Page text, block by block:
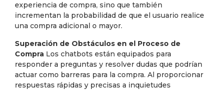
experiencia de compra, sino que también
incrementan la probabilidad de que el usuario realice
una compra adicional o mayor.
Superación de Obstáculos en el Proceso de
Compra Los chatbots están equipados para
responder a preguntas y resolver dudas que podrían
actuar como barreras para la compra. Al proporcionar
respuestas rápidas y precisas a inquietudes